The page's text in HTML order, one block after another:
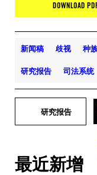
DOWNLOAD
新闻稿 歧视 种
研究报告 司法系统
研究报告
最近新增